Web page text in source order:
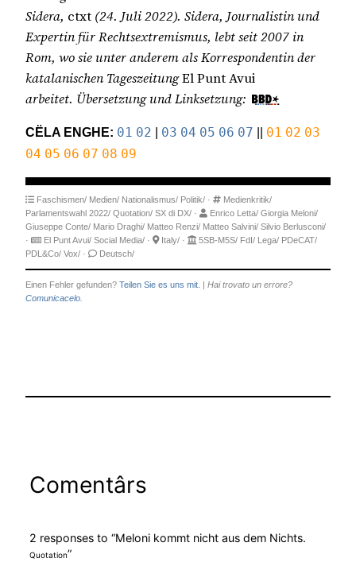
Sidera, ctxt (24. Juli 2022). Sidera, Journalistin und
Expertin für Rechtsextremismus, lebt seit 2007 in
Rom, wo sie unter anderem als Korrespondentin der
katalanischen TageszeitungEl Punt Avui
arbeitet. Übersetzung und Linksetzung:
CËLA ENGHE: 01 02 | 03 04 05 06 07 || 01 02 03
04 05 06 07 08 09
Faschismen/ Medien/ Nationalismus/ Politik/ ·
Medienkritik/
Parlamentswahl 2022/ Quotation/ SX di DX/ · Enrico Letta/ Giorgia Meloni/
Giuseppe Conte/ Mario Draghi/ Matteo Renzi/ Matteo Salvini/ Silvio Berlusconi/
·
El Punt Avui/ Social Media/ · Italy/ · 5SB-M5S/ FdI/ Lega/ PDeCAT/
PDL&Co/ Vox/ · Deutsch/
Einen Fehler gefunden? Teilen Sie es uns mit.
Hai trovato un errore?
Comunicacelo.
Comentârs
2 responses to “Meloni kommt nicht aus dem Nichts.
Quotation”